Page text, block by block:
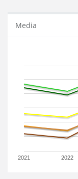
Media
2021 2022